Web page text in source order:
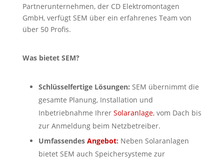
Partnerunternehmen, der CD Elektromontagen
GmbH, verfügt SEM über ein erfahrenes Team von
über 50 Profis.
Was bietet SEM?
Schlüsselfertige Lösungen: SEM übernimmt die
gesamte Planung, Installation und
Inbetriebnahme Ihrer Solaranlage, vom Dach bis
zur Anmeldung beim Netzbetreiber.
Umfassendes Angebot: Neben Solaranlagen
bietet SEM auch Speichersysteme zur